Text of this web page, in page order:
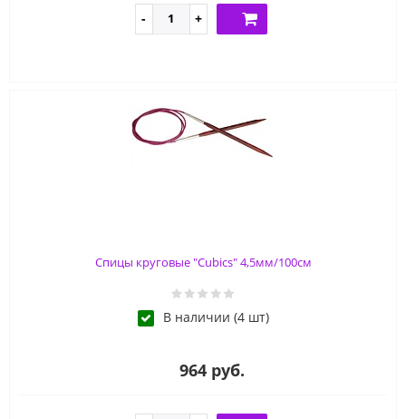
Спицы круговые "Cubics" 4,5мм/100см
В наличии (4 шт)
964 руб.